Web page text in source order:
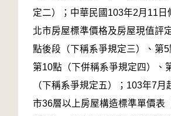
定二）；中華民國103年2月11日
北市房屋標準價格及房屋現值評
點後段（下稱系爭規定三）、第5
第10點（下併稱系爭規定四）、
（下稱系爭規定五）；103年7月
市36層以上房屋構造標準單價表